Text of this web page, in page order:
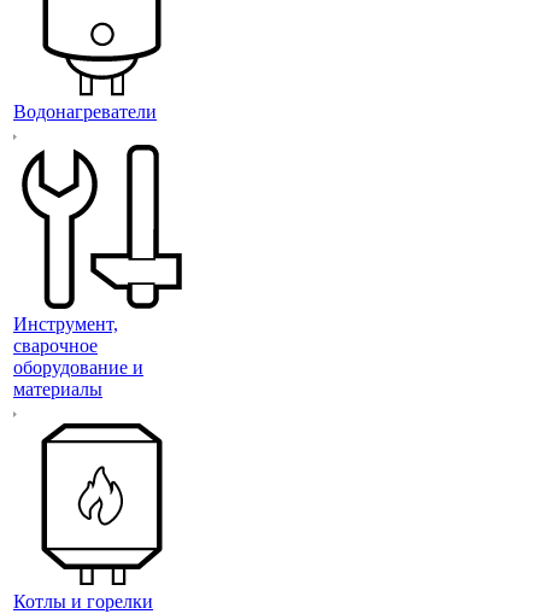
Водонагреватели
Инструмент,
сварочное
оборудование и
материалы
Котлы и горелки